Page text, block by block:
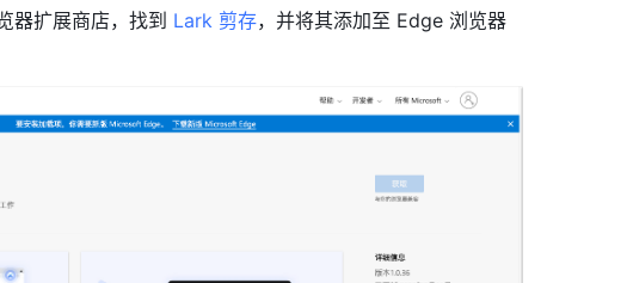
器扩展商店，找到 Lark 剪存，并将其添加至 Edge 浏览器